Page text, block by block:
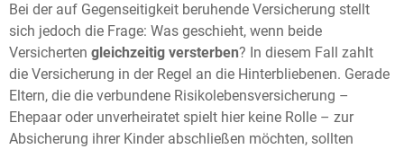
Bei der auf Gegenseitigkeit beruhende Versicherung stellt
sich jedoch die Frage: Was geschieht, wenn beide
Versicherten gleichzeitig versterben? In diesem Fall zahlt
die Versicherung in der Regel an die Hinterbliebenen. Gerade
Eltern, die die verbundene Risikolebensversicherung –
Ehepaar oder unverheiratet spielt hier keine Rolle – zur
Absicherung ihrer Kinder abschließen möchten, sollten